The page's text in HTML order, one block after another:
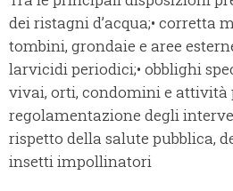
dei ristagni d’acqua;• corretta
tombini, grondaie e aree
larvicidi periodici;• obblighi
vivai, orti, condomini e attività
regolamentazione degli
rispetto della salute pubblica,
insetti impollinatori